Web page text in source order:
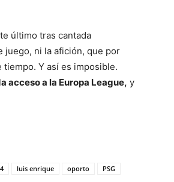
último tras cantada
juego, ni la afición, que por
Y así es imposible.
acceso a la Europa League, y
luis enrique oporto
PSG